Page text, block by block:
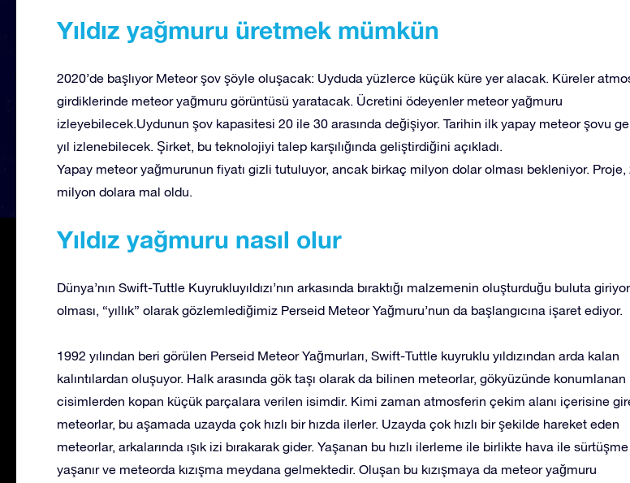
Yıldız yağmuru üretmek mümkün
2020’de başlıyor Meteor şov şöyle oluşacak: Uyduda yüzlerce küçük küre yer alacak. Küreler
girdiklerinde meteor yağmuru görüntüsü yaratacak. Ücretini ödeyenler meteor yağmuru
izleyebilecek.Uydunun şov kapasitesi 20 ile 30 arasında değişiyor. Tarihin ilk yapay meteor şovu
yıl izlenebilecek. Şirket, bu teknolojiyi talep karşılığında geliştirdiğini açıkladı.
Yapay meteor yağmurunun fiyatı gizli tutuluyor, ancak birkaç milyon dolar olması bekleniyor. Proje,
milyon dolara mal oldu.
Yıldız yağmuru nasıl olur
Dünya’nın Swift-Tuttle Kuyrukluyıldızı’nın arkasında bıraktığı malzemenin oluşturduğu buluta giriyor
olması, “yıllık” olarak gözlemlediğimiz Perseid Meteor Yağmuru’nun da başlangıcına işaret ediyor.
1992 yılından beri görülen Perseid Meteor Yağmurları, Swift-Tuttle kuyruklu yıldızından arda kalan
kalıntılardan oluşuyor. Halk arasında gök taşı olarak da bilinen meteorlar, gökyüzünde konumlanan
cisimlerden kopan küçük parçalara verilen isimdir. Kimi zaman atmosferin çekim alanı içerisine
meteorlar, bu aşamada uzayda çok hızlı bir hızda ilerler. Uzayda çok hızlı bir şekilde hareket eden
meteorlar, arkalarında ışık izi bırakarak gider. Yaşanan bu hızlı ilerleme ile birlikte hava ile sürtüşme
yaşanır ve meteorda kızışma meydana gelmektedir. Oluşan bu kızışmaya da meteor yağmuru